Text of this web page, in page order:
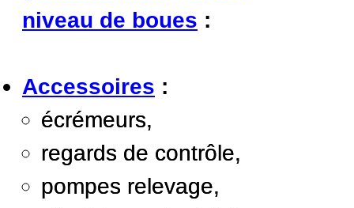
niveau de boues :
Accessoires :
écrémeurs,
regards de contrôle,
pompes relevage,